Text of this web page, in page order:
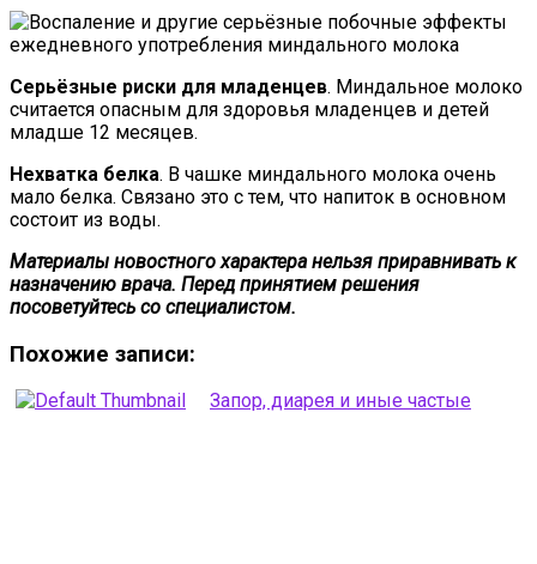
Серьёзные риски для младенцев. Миндальное молоко
считается опасным для здоровья младенцев и детей
младше 12 месяцев.
Нехватка белка. В чашке миндального молока очень
мало белка. Связано это с тем, что напиток в основном
состоит из воды.
Материалы новостного характера нельзя приравнивать к
назначению врача. Перед принятием решения
посоветуйтесь со специалистом.
Похожие записи:
Запор, диарея и иные частые